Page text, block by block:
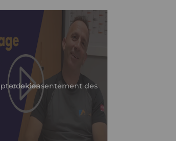
Veuillez accepter le consentement des cookies